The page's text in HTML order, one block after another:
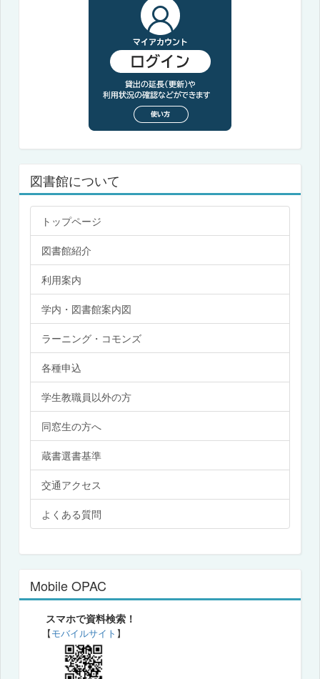
図書館について
トップページ
図書館紹介
利用案内
学内・図書館案内図
ラーニング・コモンズ
各種申込
学生教職員以外の方
同窓生の方へ
蔵書選書基準
交通アクセス
よくある質問
Mobile OPAC
スマホで資料検索！
【モバイルサイト 】